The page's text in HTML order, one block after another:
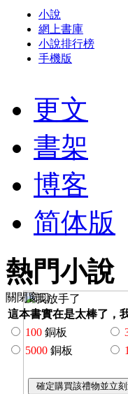
小說
網上書庫
小說排行榜
手機版
更文
書架
博客
简体版
熱門小說
關閉窗口
這本書實在是太棒了，
100 銅板
5000 銅板